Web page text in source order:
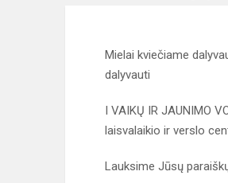
Mielai kviečiame
dalyvauti
I VAIKŲ IR JAUNIMO
laisvalaikio ir verslo
Lauksime Jūsų